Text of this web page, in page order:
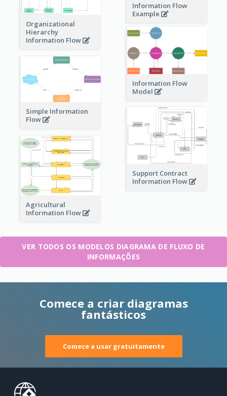
Information Flow
Example
Organizational
Hierarchy
Information Flow
Information Flow
Model
Simple Information
Flow
Support Contract
Information Flow
Agricultural
Information Flow
VER TODOS OS MODELOS DIAGRAMA DE FLUXO DE
INFORMAÇÕES
Comece a criar diagramas
fantásticos
Comece a usar gratuitamente